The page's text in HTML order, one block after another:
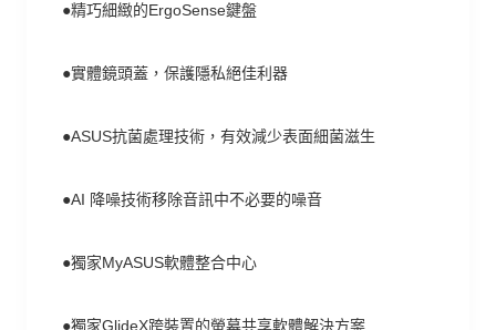
●精巧細緻的ErgoSense鍵盤
●實體鏡頭蓋，保護隱私絕佳利器
●ASUS抗菌處理技術，有效減少表面細菌滋生
●AI 降噪技術移除音訊中不必要的噪音
●獨家MyASUS軟體整合中心
●獨家GlideX跨裝置的螢幕共享軟體解決方案